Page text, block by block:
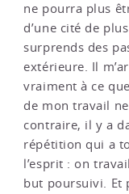
ne pourra plus
d’une cité de
surprends des
extérieure. Il
vraiment à ce
de mon travail
contraire, il y a
répétition qui a
l’esprit : on
but poursuivi. Et